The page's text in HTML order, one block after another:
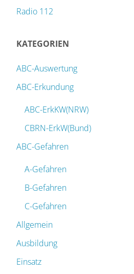
Radio 112
KATEGORIEN
ABC-Auswertung
ABC-Erkundung
ABC-ErkKW(NRW)
CBRN-ErkW(Bund)
ABC-Gefahren
A-Gefahren
B-Gefahren
C-Gefahren
Allgemein
Ausbildung
Einsatz